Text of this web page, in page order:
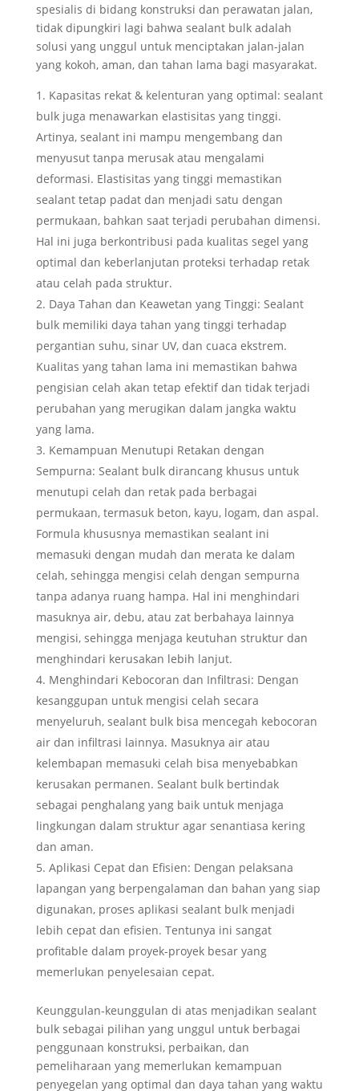
spesialis di bidang konstruksi dan perawatan jalan,
tidak dipungkiri lagi bahwa sealant bulk adalah
solusi yang unggul untuk menciptakan jalan-jalan
yang kokoh, aman, dan tahan lama bagi masyarakat.
Kapasitas rekat & kelenturan yang optimal: sealant
bulk juga menawarkan elastisitas yang tinggi.
Artinya, sealant ini mampu mengembang dan
menyusut tanpa merusak atau mengalami
deformasi. Elastisitas yang tinggi memastikan
sealant tetap padat dan menjadi satu dengan
permukaan, bahkan saat terjadi perubahan dimensi.
Hal ini juga berkontribusi pada kualitas segel yang
optimal dan keberlanjutan proteksi terhadap retak
atau celah pada struktur.
Daya Tahan dan Keawetan yang Tinggi: Sealant
bulk memiliki daya tahan yang tinggi terhadap
pergantian suhu, sinar UV, dan cuaca ekstrem.
Kualitas yang tahan lama ini memastikan bahwa
pengisian celah akan tetap efektif dan tidak terjadi
perubahan yang merugikan dalam jangka waktu
yang lama.
Kemampuan Menutupi Retakan dengan
Sempurna: Sealant bulk dirancang khusus untuk
menutupi celah dan retak pada berbagai
permukaan, termasuk beton, kayu, logam, dan aspal.
Formula khususnya memastikan sealant ini
memasuki dengan mudah dan merata ke dalam
celah, sehingga mengisi celah dengan sempurna
tanpa adanya ruang hampa. Hal ini menghindari
masuknya air, debu, atau zat berbahaya lainnya
mengisi, sehingga menjaga keutuhan struktur dan
menghindari kerusakan lebih lanjut.
Menghindari Kebocoran dan Infiltrasi: Dengan
kesanggupan untuk mengisi celah secara
menyeluruh, sealant bulk bisa mencegah kebocoran
air dan infiltrasi lainnya. Masuknya air atau
kelembapan memasuki celah bisa menyebabkan
kerusakan permanen. Sealant bulk bertindak
sebagai penghalang yang baik untuk menjaga
lingkungan dalam struktur agar senantiasa kering
dan aman.
Aplikasi Cepat dan Efisien: Dengan pelaksana
lapangan yang berpengalaman dan bahan yang siap
digunakan, proses aplikasi sealant bulk menjadi
lebih cepat dan efisien. Tentunya ini sangat
profitable dalam proyek-proyek besar yang
memerlukan penyelesaian cepat.
Keunggulan-keunggulan di atas menjadikan sealant
bulk sebagai pilihan yang unggul untuk berbagai
penggunaan konstruksi, perbaikan, dan
pemeliharaan yang memerlukan kemampuan
penyegelan yang optimal dan daya tahan yang waktu